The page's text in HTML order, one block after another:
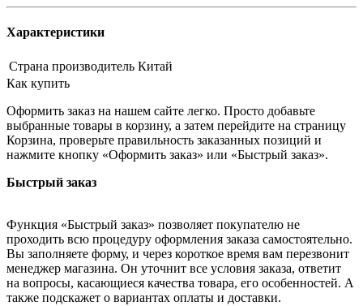
Характеристики
Страна производитель Китай
Как купить
Оформить заказ на нашем сайте легко. Просто добавьте
выбранные товары в корзину, а затем перейдите на страницу
Корзина, проверьте правильность заказанных позиций и
нажмите кнопку «Оформить заказ» или «Быстрый заказ».
Быстрый заказ
Функция «Быстрый заказ» позволяет покупателю не
проходить всю процедуру оформления заказа самостоятельно.
Вы заполняете форму, и через короткое время вам перезвонит
менеджер магазина. Он уточнит все условия заказа, ответит
на вопросы, касающиеся качества товара, его особенностей. А
также подскажет о вариантах оплаты и доставки.